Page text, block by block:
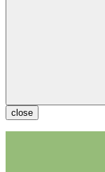
close